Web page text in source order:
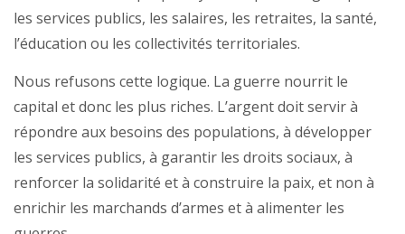
les services publics, les salaires, les retraites, la santé,
l’éducation ou les collectivités territoriales.
Nous refusons cette logique. La guerre nourrit le
capital et donc les plus riches. L’argent doit servir à
répondre aux besoins des populations, à développer
les services publics, à garantir les droits sociaux, à
renforcer la solidarité et à construire la paix, et non à
enrichir les marchands d’armes et à alimenter les